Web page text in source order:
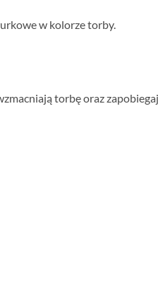
w kolorze torby.
torbę oraz